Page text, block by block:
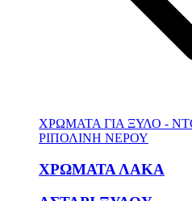
ΧΡΩΜΑΤΑ ΓΙΑ ΞΥΛΟ -
ΡΙΠΟΛΙΝΗ ΝΕΡΟΥ
ΧΡΩΜΑΤΑ ΛΑΚΑ